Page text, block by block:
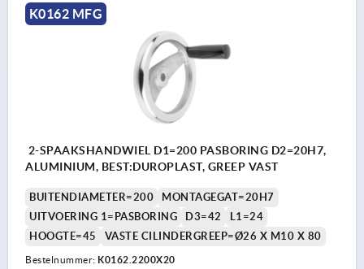
K0162 MFG
2-SPAAKSHANDWIEL D1=200 PASBORING D2=20H7,
ALUMINIUM, BEST:DUROPLAST, GREEP VAST
BUITENDIAMETER=200
MONTAGEGAT=20H7
UITVOERING 1=PASBORING
D3=42
L1=24
HOOGTE=45
VASTE CILINDERGREEP=Ø26 X M10 X 80
Bestelnummer: K0162.2200X20